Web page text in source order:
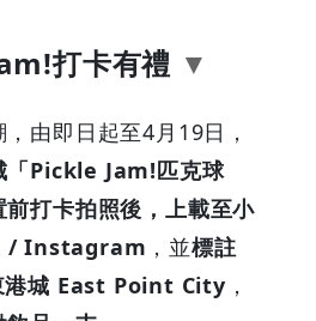
打卡有禮
由即日起至4月19日，
「Pickle Jam!匹克球
打卡拍照後，上載至小
/ Instagram ，並標註
港城 East Point City ，